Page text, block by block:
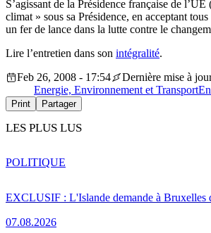
S’agissant de la Présidence française de
climat » sous sa Présidence, en acceptant
un fer de lance dans la lutte contre le
Lire l’entretien dans son intégralité.
Feb 26, 2008 - 17:54
Dernière mise à
Energie, Environnement et Transport
Print Partager
LES PLUS LUS
EXCLUSIF : L'Islande demande à Bruxelles
07.08.2026
POLITIQUE